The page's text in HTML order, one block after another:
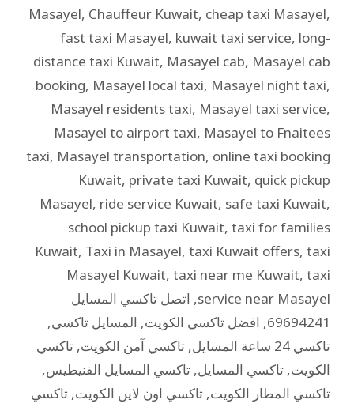
Masayel, Chauffeur Kuwait, cheap taxi Masayel,
fast taxi Masayel, kuwait taxi service, long-
distance taxi Kuwait, Masayel cab, Masayel cab
booking, Masayel local taxi, Masayel night taxi,
Masayel residents taxi, Masayel taxi service,
Masayel to airport taxi, Masayel to Fnaitees
taxi, Masayel transportation, online taxi booking
Kuwait, private taxi Kuwait, quick pickup
Masayel, ride service Kuwait, safe taxi Kuwait,
school pickup taxi Kuwait, taxi for families
Kuwait, Taxi in Masayel, taxi Kuwait offers, taxi
Masayel Kuwait, taxi near me Kuwait, taxi
service near Masayel
, اتصل تاكسي المسايل
69694241
, افضل تاكسي الكويت, المسايل تاكسي,
تاكسي 24 ساعة المسايل
, تاكسي آمن الكويت, تاكسي
الكويت, تاكسي المسايل, تاكسي المسايل الفنيطيس,
تاكسي المطار الكويت, تاكسي اون لاين الكويت, تاكسي